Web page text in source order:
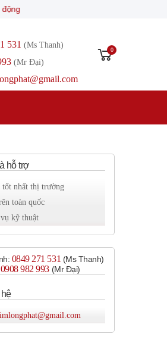
531 (Ms Thanh)
(Mr Đại)
0
hỗ trợ
tốt nhất thị trường
toàn quốc
kỹ thuật
0849 271 531 (Ms Thanh)
0908 982 993​ (Mr Đại)